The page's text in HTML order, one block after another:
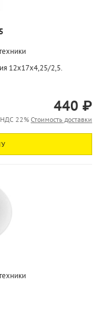
12x17x4,25/2,5.
440 ₽
НДС 22%Стоимость доставки